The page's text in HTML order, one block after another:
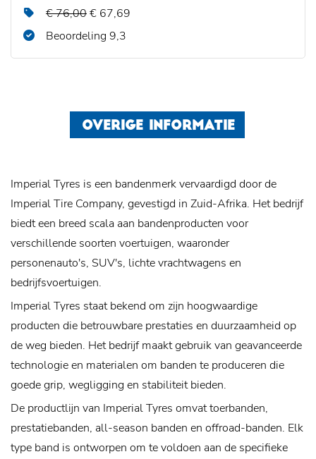
€ 76,00€ 67,69
Beoordeling 9,3
OVERIGE INFORMATIE
Imperial Tyres is een bandenmerk vervaardigd door de
Imperial Tire Company, gevestigd in Zuid-Afrika. Het bedrijf
biedt een breed scala aan bandenproducten voor
verschillende soorten voertuigen, waaronder
personenauto's, SUV's, lichte vrachtwagens en
bedrijfsvoertuigen.
Imperial Tyres staat bekend om zijn hoogwaardige
producten die betrouwbare prestaties en duurzaamheid op
de weg bieden. Het bedrijf maakt gebruik van geavanceerde
technologie en materialen om banden te produceren die
goede grip, wegligging en stabiliteit bieden.
De productlijn van Imperial Tyres omvat toerbanden,
prestatiebanden, all-season banden en offroad-banden. Elk
type band is ontworpen om te voldoen aan de specifieke